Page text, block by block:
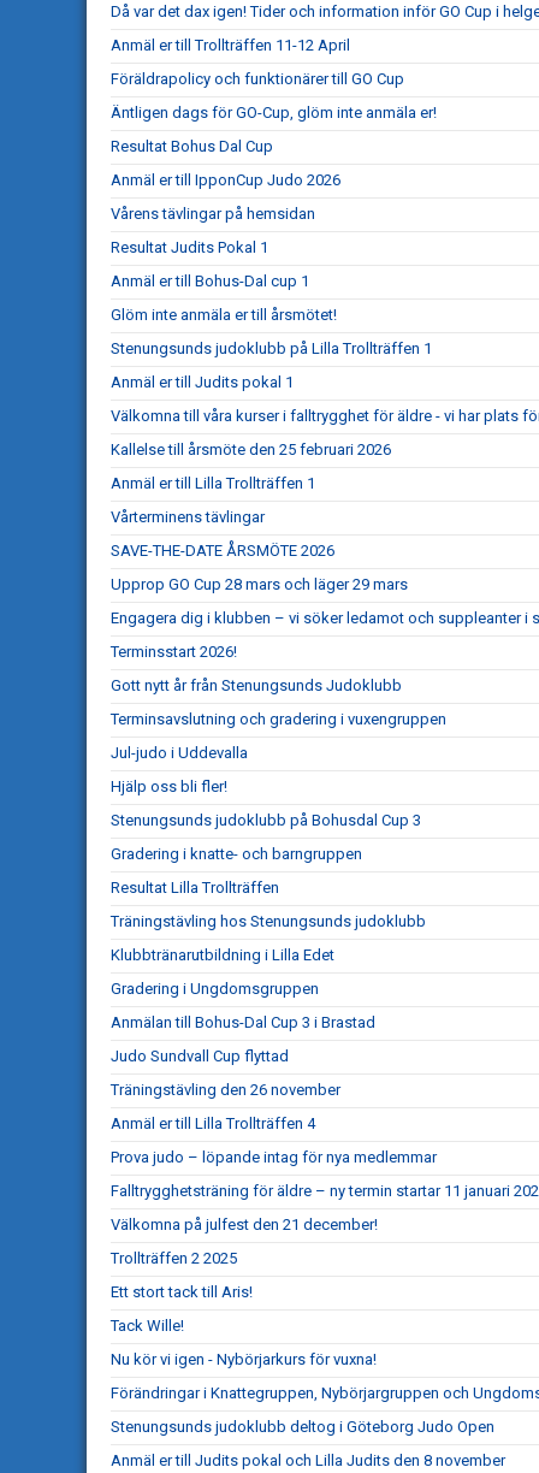
Då var det dax igen! Tider och information inför GO Cup i
Anmäl er till Trollträffen 11-12 April
Föräldrapolicy och funktionärer till GO Cup
Äntligen dags för GO-Cup, glöm inte anmäla er!
Resultat Bohus Dal Cup
Anmäl er till IpponCup Judo 2026
Vårens tävlingar på hemsidan
Resultat Judits Pokal 1
Anmäl er till Bohus-Dal cup 1
Glöm inte anmäla er till årsmötet!
Stenungsunds judoklubb på Lilla Trollträffen 1
Anmäl er till Judits pokal 1
Välkomna till våra kurser i falltrygghet för äldre - vi har plats
Kallelse till årsmöte den 25 februari 2026
Anmäl er till Lilla Trollträffen 1
Vårterminens tävlingar
SAVE-THE-DATE ÅRSMÖTE 2026
Upprop GO Cup 28 mars och läger 29 mars
Engagera dig i klubben – vi söker ledamot och suppleanter i
Terminsstart 2026!
Gott nytt år från Stenungsunds Judoklubb
Terminsavslutning och gradering i vuxengruppen
Jul-judo i Uddevalla
Hjälp oss bli fler!
Stenungsunds judoklubb på Bohusdal Cup 3
Gradering i knatte- och barngruppen
Resultat Lilla Trollträffen
Träningstävling hos Stenungsunds judoklubb
Klubbtränarutbildning i Lilla Edet
Gradering i Ungdomsgruppen
Anmälan till Bohus-Dal Cup 3 i Brastad
Judo Sundvall Cup flyttad
Träningstävling den 26 november
Anmäl er till Lilla Trollträffen 4
Prova judo – löpande intag för nya medlemmar
Falltrygghetsträning för äldre – ny termin startar 11 januari
Välkomna på julfest den 21 december!
Trollträffen 2 2025
Ett stort tack till Aris!
Tack Wille!
Nu kör vi igen - Nybörjarkurs för vuxna!
Förändringar i Knattegruppen, Nybörjargruppen och
Stenungsunds judoklubb deltog i Göteborg Judo Open
Anmäl er till Judits pokal och Lilla Judits den 8 november